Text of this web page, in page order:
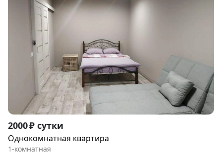
Item
1
of
2000 ₽ сутки
Однокомнатная квартира
1-комнатная